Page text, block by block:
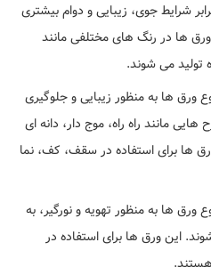
شرایط جوی، زیبایی و دوام بیشتری
ها در رنگ های مختلفی مانند
تولید می شوند.
ورق ها به منظور زیبایی و جلوگیری
مانند راه راه، موج دار، دانه ای
ها برای استفاده در سقف، کف، نما
ورق ها به منظور تهویه و نورگیر، به
این ورق ها برای استفاده در